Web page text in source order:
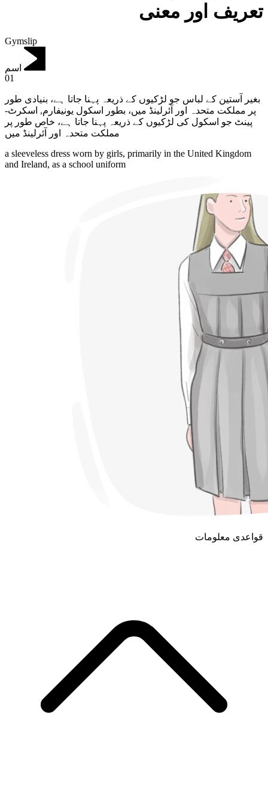
تعریف اور معنی
Gymslip
اسم
01
بغیر آستین کے لباس جو لڑکیوں کے ذریعہ پہنا جاتا ہے، بنیادی طور
پر مملکت متحدہ اور آئرلینڈ میں، بطور اسکول یونیفارم, اسکرٹ-
پینٹ جو اسکول کی لڑکیوں کے ذریعہ پہنا جاتا ہے، خاص طور پر
مملکت متحدہ اور آئرلینڈ میں
a sleeveless dress worn by girls, primarily in the United Kingdom
and Ireland, as a school uniform
قواعدی معلومات